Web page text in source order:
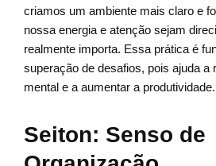
criamos um ambiente mais claro e
nossa energia e atenção sejam
realmente importa. Essa prática é
superação de desafios, pois ajuda a
mental e a aumentar a produtividade.
Seiton: Senso de